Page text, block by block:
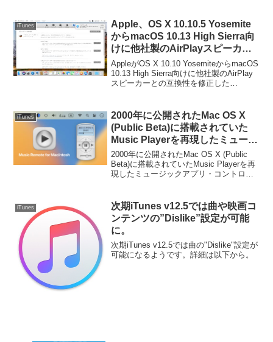
iTunes
Apple、OS X 10.10.5 Yosemite
からmacOS 10.13 High Sierra向
けに他社製のAirPlayスピーカー
との互換性を修正した「iTunes
v12.8.1」をリリース。
AppleがOS X 10.10 YosemiteからmacOS
10.13 High Sierra向けに他社製のAirPlay
スピーカーとの互換性を修正した
iTunes
2000年に公開されたMac OS X
(Public Beta)に搭載されていた
Music Playerを再現したミュージ
ックアプリ用コントローラー
「Music Remote for
Macintosh」がリリース。
2000年に公開されたMac OS X (Public
Beta)に搭載されていたMusic Playerを再
現したミュージックアプリ・コントロー
iTunes
次期iTunes v12.5では曲や映画コ
ンテンツの”Dislike”設定が可能
に。
次期iTunes v12.5では曲の"Dislike"設定が
可能になるようです。詳細は以下から。